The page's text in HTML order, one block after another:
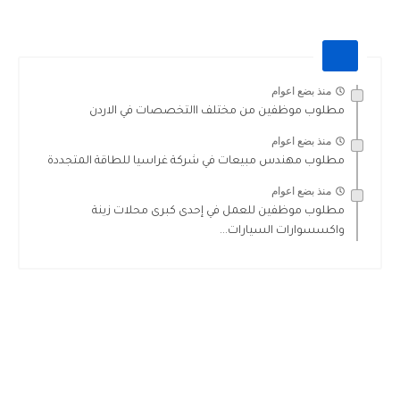
منذ بضع اعوام
مطلوب موظفين من مختلف االتخصصات في الاردن
منذ بضع اعوام
مطلوب مهندس مبيعات في شركة غراسيا للطاقة المتجددة
منذ بضع اعوام
مطلوب موظفين للعمل في إحدى كبرى محلات زينة
واكسسوارات السيارات...